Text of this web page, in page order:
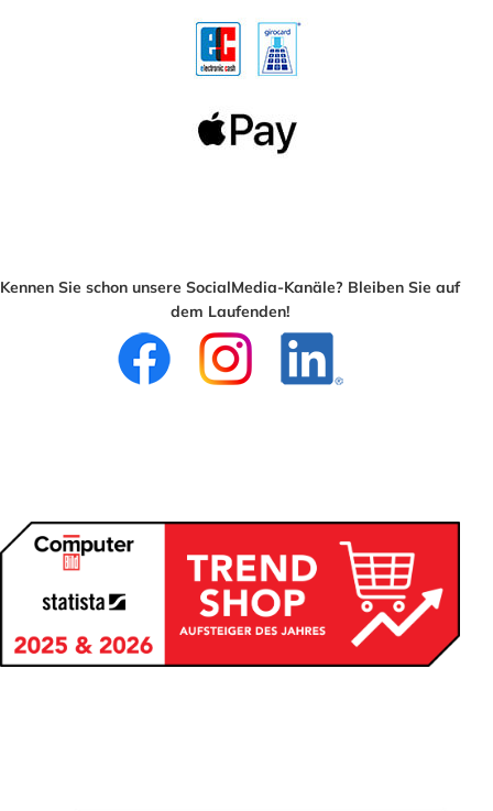
Kennen Sie schon unsere SocialMedia-Kanäle? Bleiben Sie auf
dem Laufenden!